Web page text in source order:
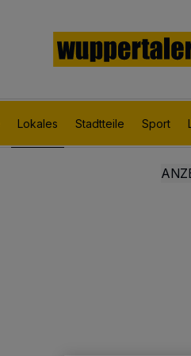
Lokales Stadtteile Sport